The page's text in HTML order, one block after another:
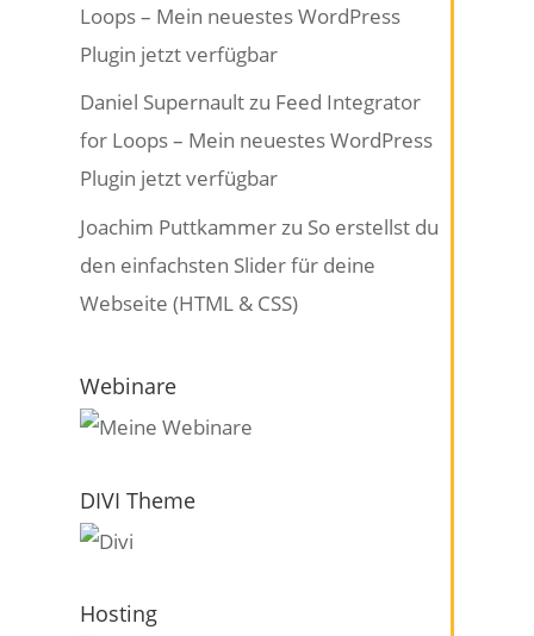
Loops – Mein neuestes WordPress
Plugin jetzt verfügbar
Daniel Supernaultzu Feed Integrator
for Loops – Mein neuestes WordPress
Plugin jetzt verfügbar
Joachim Puttkammerzu So erstellst du
den einfachsten Slider für deine
Webseite (HTML & CSS)
Webinare
DIVI Theme
Hosting